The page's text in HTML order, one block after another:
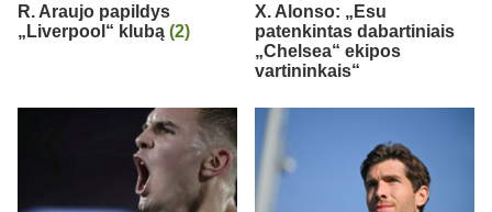
R. Araujo papildys
„Liverpool“ klubą (2)
X. Alonso: „Esu
patenkintas dabartiniais
„Chelsea“ ekipos
vartininkais“